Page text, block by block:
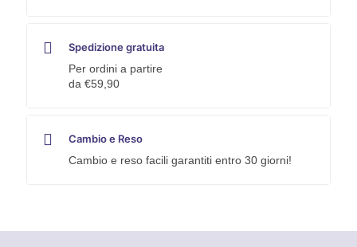
Spedizione gratuita
Per ordini a partire
da €59,90
Cambio e Reso
Cambio e reso facili garantiti entro 30 giorni!